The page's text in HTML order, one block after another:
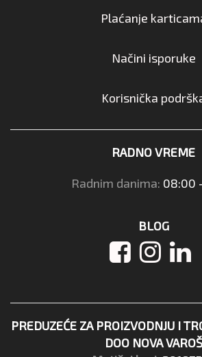
Plaćanje
Načini isporuke
Korisnička
RADNO VREME
Radnim danima: 08:00
BLOG
PREDUZEĆE ZA PROIZVODNJU I
DOO NOVA VAROŠ